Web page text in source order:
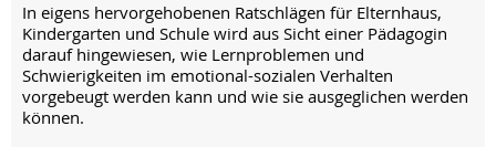
In eigens hervorgehobenen Ratschlägen für Elternhaus,
Kindergarten und Schule wird aus Sicht einer Pädagogin
darauf hingewiesen, wie Lernproblemen und
Schwierigkeiten im emotional-sozialen Verhalten
vorgebeugt werden kann und wie sie ausgeglichen werden
können.